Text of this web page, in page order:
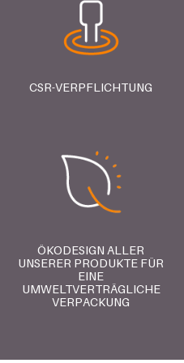
CSR-VERPFLICHTUNG
ÖKODESIGN ALLER
UNSERER PRODUKTE FÜR
EINE
UMWELTVERTRÄGLICHE
VERPACKUNG